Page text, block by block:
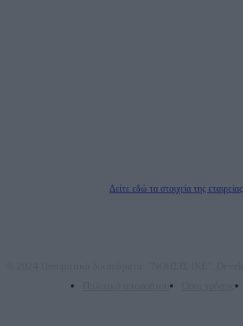
Δείτε εδώ τα στοιχεία της εταιρείας